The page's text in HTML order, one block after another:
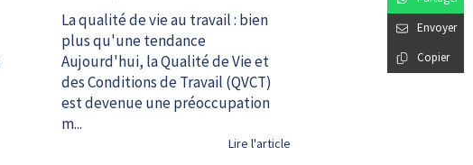
Envoyer
Copier
La qualité de vie au travail : bien
plus qu'une tendance
Aujourd'hui, la Qualité de Vie et
des Conditions de Travail (QVCT)
est devenue une préoccupation
m...
Lire l'article